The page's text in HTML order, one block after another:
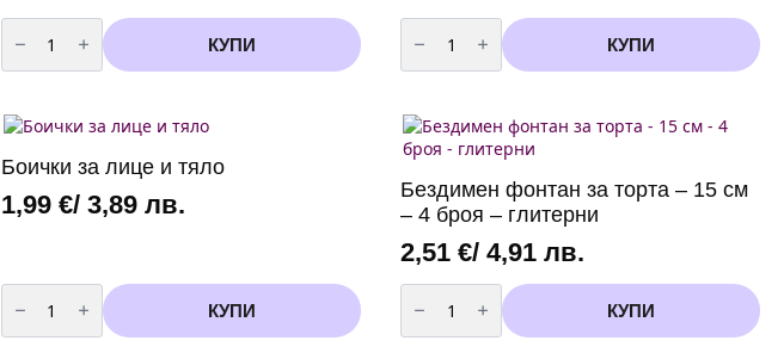
количество
за
Бутилка
с
еднократна
употреба
-
90
балона
КУПИ
количество
за
Бутилка
с
еднократна
употреба
-
балона
КУПИ
Боички за лице и тяло
1,99 €/ 3,89 лв.
количество
за
Боички
за
КУПИ
Бездимен фонтан за торта – 15 см
– 4 броя – глитерни
2,51€/ 4,91 лв.
количество
за
Бездимен
фонтан
КУПИ